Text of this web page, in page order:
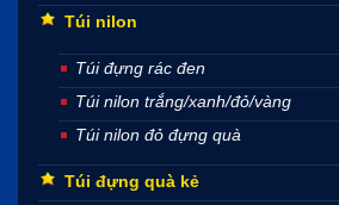
Túi nilon
Túi đựng rác đen
Túi nilon trắng/xanh/đỏ/vàng
Túi nilon đỏ đựng quà
Túi đựng quà kẻ